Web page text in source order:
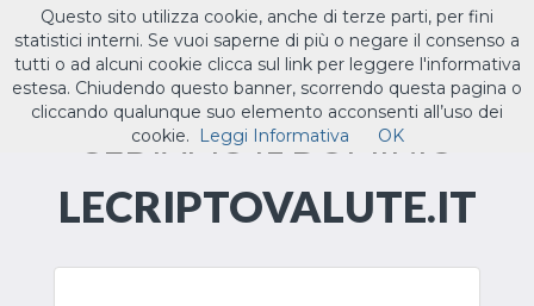
Toggle
ILTUO.IT
CEDIAMO IL DOMINIO
LECRIPTOVALUTE.IT
Questo sito utilizza cookie, anche di terze parti, per fini
statistici interni. Se vuoi saperne di più o negare il consenso a
tutti o ad alcuni cookie clicca sul link per leggere l'informativa
estesa. Chiudendo questo banner, scorrendo questa pagina o
cliccando qualunque suo elemento acconsenti all’uso dei
cookie.
Leggi Informativa OK